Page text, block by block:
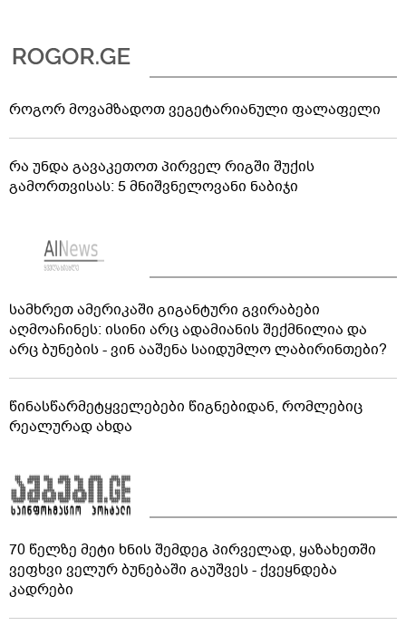
როგორ მოვამზადოთ ვეგეტარიანული ფალაფელი
რა უნდა გავაკეთოთ პირველ რიგში შუქის
გამორთვისას: 5 მნიშვნელოვანი ნაბიჯი
სამხრეთ ამერიკაში გიგანტური გვირაბები
აღმოაჩინეს: ისინი არც ადამიანის შექმნილია და
არც ბუნების - ვინ ააშენა საიდუმლო ლაბირინთები?
წინასწარმეტყველებები წიგნებიდან, რომლებიც
რეალურად ახდა
70 წელზე მეტი ხნის შემდეგ პირველად, ყაზახეთში
ვეფხვი ველურ ბუნებაში გაუშვეს - ქვეყნდება
კადრები